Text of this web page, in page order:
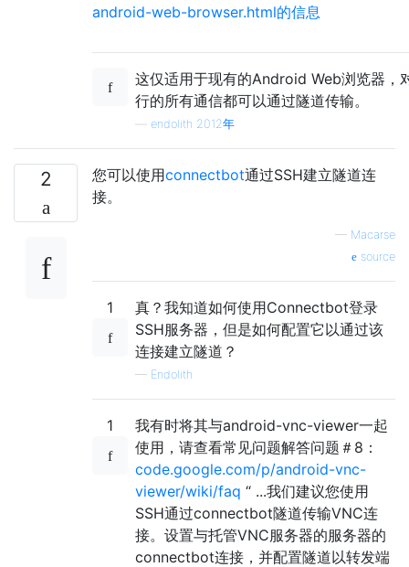
android-web-browser.html的信息
这仅适用于现有的Android Web浏览器，
行的所有通信都可以通过隧道传输。
endolith 2012年
2 您可以使用connectbot通过SSH建立隧道连
接。
— Macarse
source
1
真？我知道如何使用Connectbot登录
SSH服务器，但是如何配置它以通过该
连接建立隧道？
— Endolith
1
我有时将其与android-vnc-viewer一起
使用，请查看常见问题解答问题＃8：
code.google.com/p/android-vnc-
viewer/wiki/faq “ ...我们建议您使用
SSH通过connectbot隧道传输VNC连
接。设置与托管VNC服务器的服务器的
connectbot连接，并配置隧道以转发端